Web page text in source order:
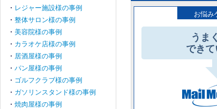
・ レジャー施設様の事例
・ 整体サロン様の事例
・ 美容院様の事例
・ カラオケ店様の事例
・ 居酒屋様の事例
・ パン屋様の事例
・ ゴルフクラブ様の事例
・ ガソリンスタンド様の事例
・ 焼肉屋様の事例
お悩み
うま
でき